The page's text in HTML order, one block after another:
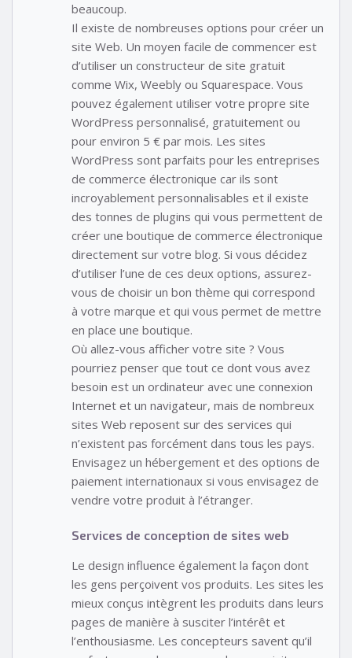
beaucoup.
Il existe de nombreuses options pour créer un
site Web. Un moyen facile de commencer est
d’utiliser un constructeur de site gratuit
comme Wix, Weebly ou Squarespace. Vous
pouvez également utiliser votre propre site
WordPress personnalisé, gratuitement ou
pour environ 5 € par mois. Les sites
WordPress sont parfaits pour les entreprises
de commerce électronique car ils sont
incroyablement personnalisables et il existe
des tonnes de plugins qui vous permettent de
créer une boutique de commerce électronique
directement sur votre blog. Si vous décidez
d’utiliser l’une de ces deux options, assurez-
vous de choisir un bon thème qui correspond
à votre marque et qui vous permet de mettre
en place une boutique.
Où allez-vous afficher votre site ? Vous
pourriez penser que tout ce dont vous avez
besoin est un ordinateur avec une connexion
Internet et un navigateur, mais de nombreux
sites Web reposent sur des services qui
n’existent pas forcément dans tous les pays.
Envisagez un hébergement et des options de
paiement internationaux si vous envisagez de
vendre votre produit à l’étranger.
Services de conception de sites web
Le design influence également la façon dont
les gens perçoivent vos produits. Les sites les
mieux conçus intègrent les produits dans leurs
pages de manière à susciter l’intérêt et
l’enthousiasme. Les concepteurs savent qu’il